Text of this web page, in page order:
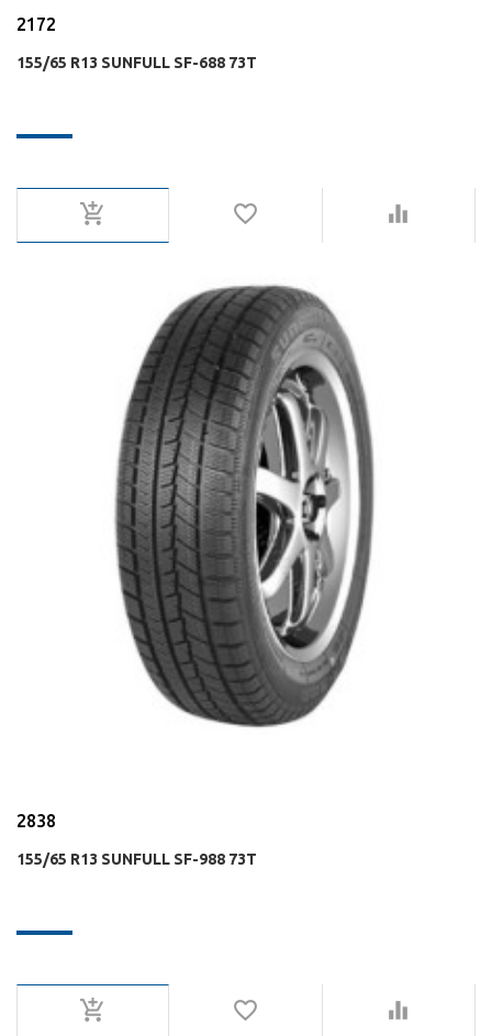
2172
155/65 R13 SUNFULL SF-688 73T
2838
155/65 R13 SUNFULL SF-988 73T